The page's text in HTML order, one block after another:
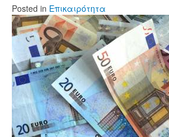
Posted in Επικαιρότητα